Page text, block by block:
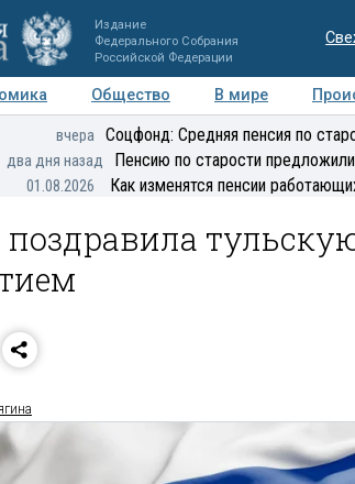
Издание
Федерального Собрания
Российской Федерации
Общество В мире
Мнения Регионы
вчера Соцфонд: Средняя пенсия по
два дня назад Пенсию по старости
01.08.2026 Как изменятся пенсии